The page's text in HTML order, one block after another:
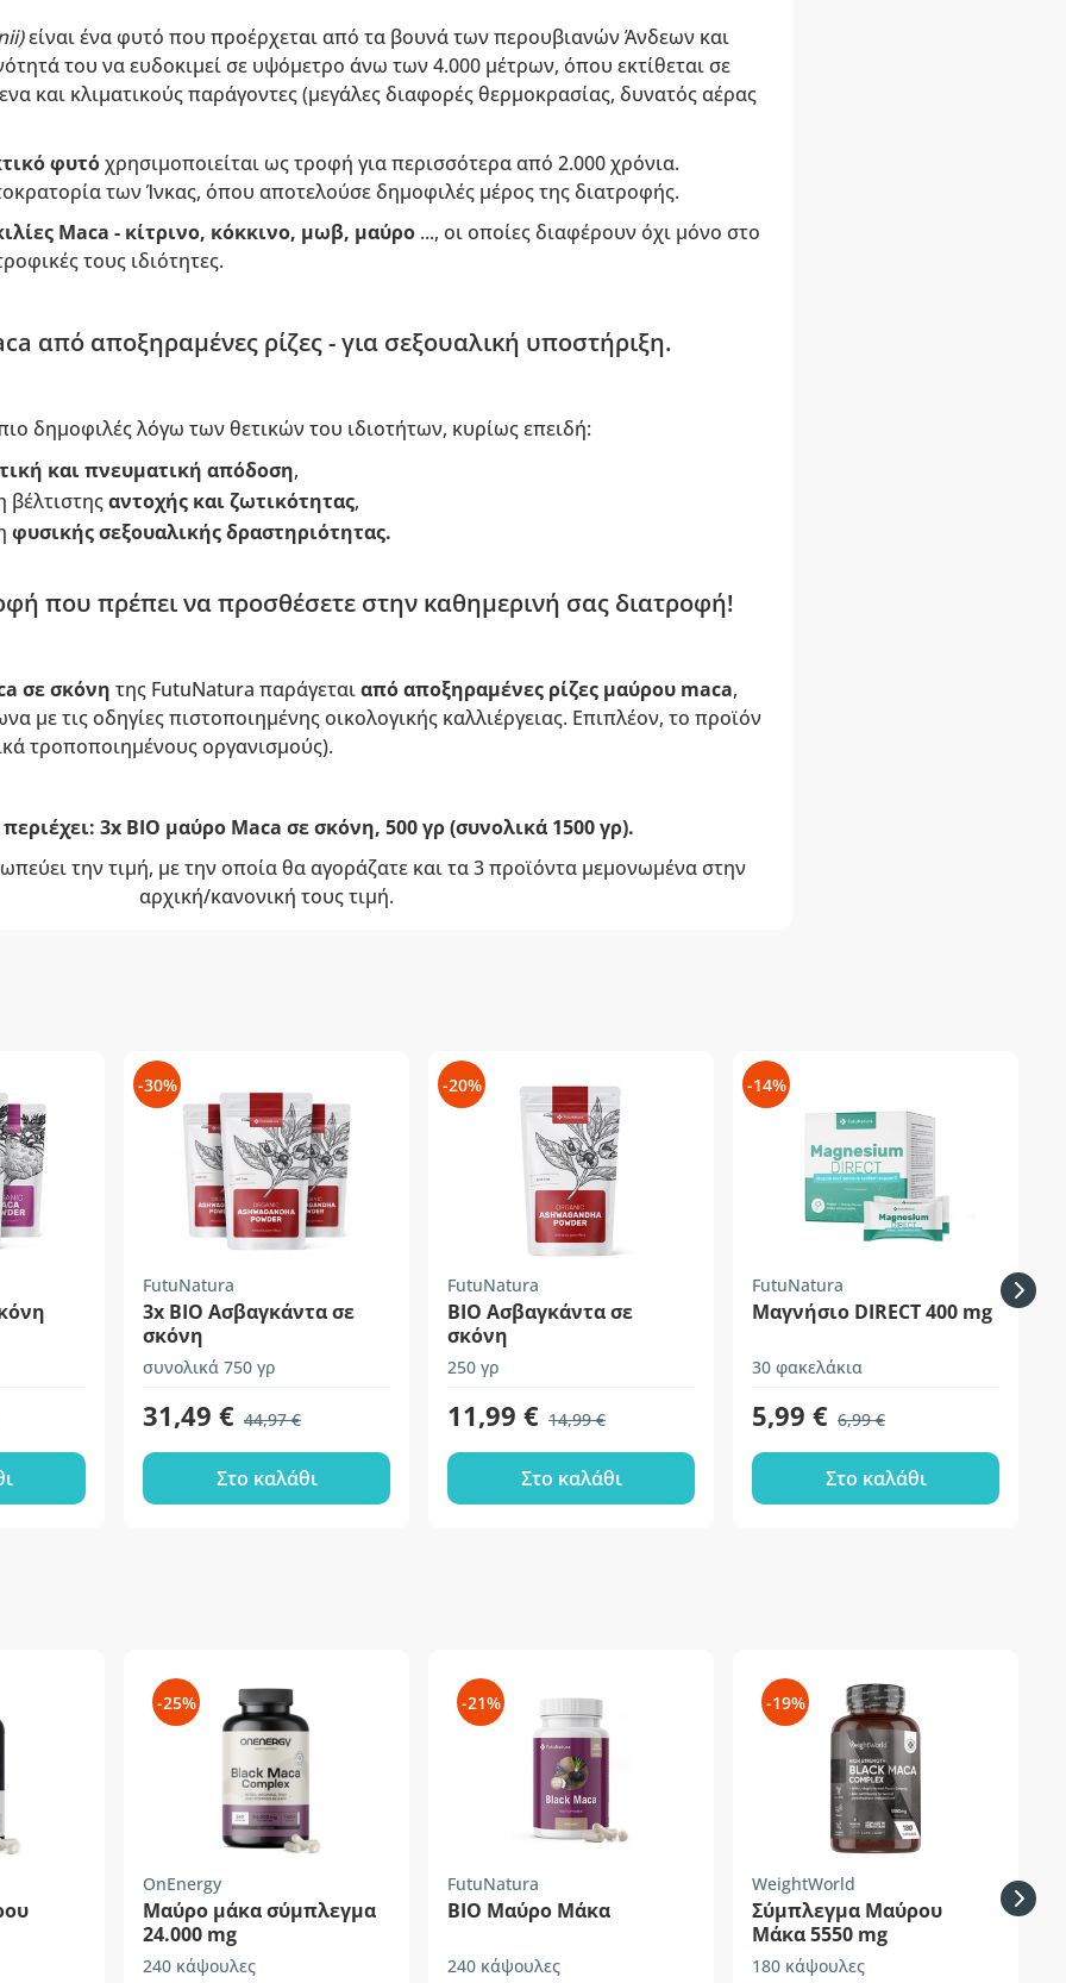
είναι ένα φυτό που προέρχεται από τα βουνά των περουβιανών Άνδεων και
του να ευδοκιμεί σε υψόμετρο άνω των 4.000 μέτρων, όπου εκτίθεται σε
και κλιματικούς παράγοντες (μεγάλες διαφορές θερμοκρασίας, δυνατός αέρας
φυτόχρησιμοποιείται ως τροφή για περισσότερα από 2.000 χρόνια.
των Ίνκας, όπου αποτελούσε δημοφιλές μέρος της διατροφής.
Maca - κίτρινο, κόκκινο, μωβ, μαύρο..., οι οποίες διαφέρουν όχι μόνο στο
τους ιδιότητες.
από αποξηραμένες ρίζες - για σεξουαλική υποστήριξη.
δημοφιλές λόγω των θετικών του ιδιοτήτων, κυρίως επειδή:
και πνευματική απόδοση,
βέλτιστηςαντοχής και ζωτικότητας,
φυσικής σεξουαλικής δραστηριότητας.
που πρέπει να προσθέσετε στην καθημερινή σας διατροφή!
σε σκόνη της FutuNatura παράγεταιαπό αποξηραμένες ρίζες μαύρου maca,
με τις οδηγίες πιστοποιημένης οικολογικής καλλιέργειας. Επιπλέον, το προϊόν
τροποποιημένους οργανισμούς).
3x BIO μαύρο Maca σε σκόνη, 500 γρ (συνολικά 1500 γρ).
την τιμή, με την οποία θα αγοράζατε και τα 3 προϊόντα μεμονωμένα στην
αρχική/κανονική τους τιμή.
-30%
FutuNatura
3x BIO Ασβαγκάντα σε
σκόνη
συνολικά 750 γρ
31,49 € 44,97 €
Στο καλάθι
-20%
FutuNatura
BIO Ασβαγκάντα σε
σκόνη
250 γρ
11,99 € 14,99 €
Στο καλάθι
-14%
FutuNatura
Μαγνήσιο DIRECT 400 mg
30 φακελάκια
5,99 € 6,99 €
Στο καλάθι
-25%
OnEnergy
Μαύρο μάκα σύμπλεγμα
24.000 mg
240 κάψουλες
-21%
FutuNatura
BIO Μαύρο Μάκα
240 κάψουλες
-19%
WeightWorld
Σύμπλεγμα Μαύρου
Μάκα 5550 mg
180 κάψουλες